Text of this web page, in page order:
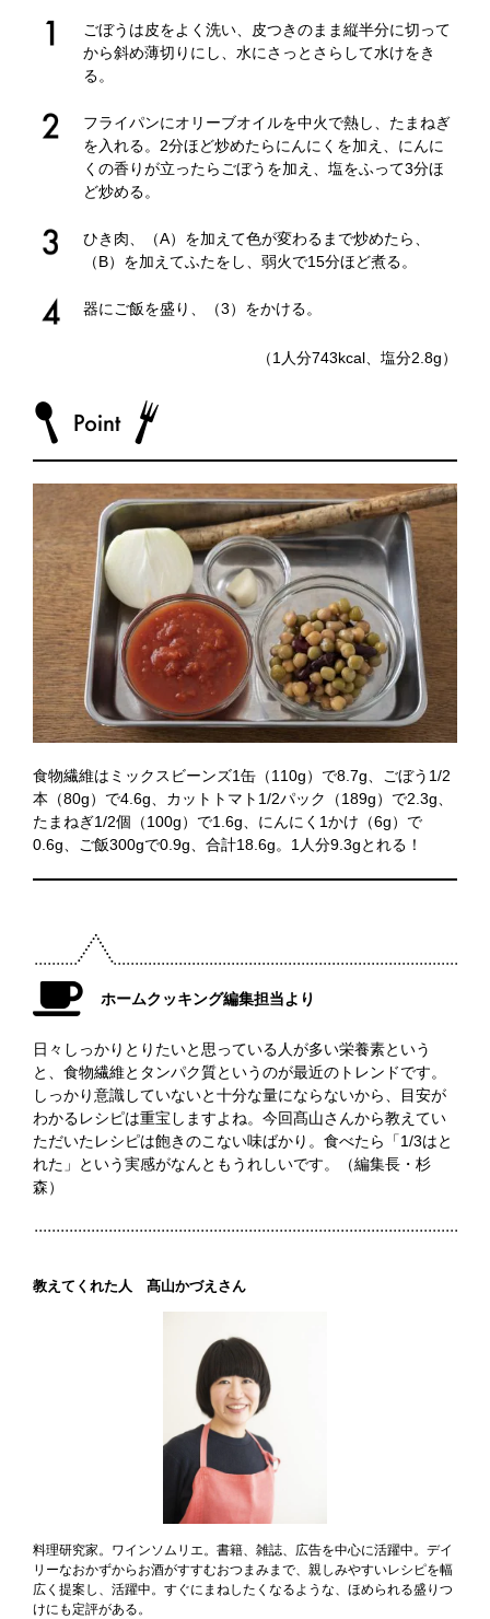
ごぼうは皮をよく洗い、皮つきのまま縦半分に切って
から斜め薄切りにし、水にさっとさらして水けをき
る。
フライパンにオリーブオイルを中火で熱し、たまねぎ
を入れる。2分ほど炒めたらにんにくを加え、にんに
くの香りが立ったらごぼうを加え、塩をふって3分ほ
ど炒める。
ひき肉、（A）を加えて色が変わるまで炒めたら、
（B）を加えてふたをし、弱火で15分ほど煮る。
器にご飯を盛り、（3）をかける。
（1人分743kcal、塩分2.8g）
食物繊維はミックスビーンズ1缶（110g）で8.7g、ごぼう1/2
本（80g）で4.6g、カットトマト1/2パック（189g）で2.3g、
たまねぎ1/2個（100g）で1.6g、にんにく1かけ（6g）で
0.6g、ご飯300gで0.9g、合計18.6g。1人分9.3gとれる！
ホームクッキング編集担当より
日々しっかりとりたいと思っている人が多い栄養素という
と、食物繊維とタンパク質というのが最近のトレンドです。
しっかり意識していないと十分な量にならないから、目安が
わかるレシピは重宝しますよね。今回髙山さんから教えてい
ただいたレシピは飽きのこない味ばかり。食べたら「1/3はと
れた」という実感がなんともうれしいです。（編集長・杉
森）
教えてくれた人 髙山かづえさん
料理研究家。ワインソムリエ。書籍、雑誌、広告を中心に活躍中。デイ
リーなおかずからお酒がすすむおつまみまで、親しみやすいレシピを幅
広く提案し、活躍中。すぐにまねしたくなるような、ほめられる盛りつ
けにも定評がある。